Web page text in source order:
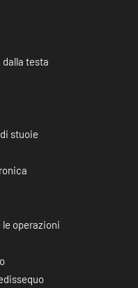
dalla testa
stuoie
operazioni